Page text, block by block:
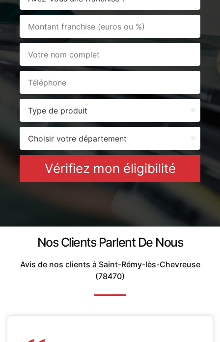
Vérifiez mon éligibilité
Nos Clients Parlent De Nous
Avis de nos clients à Saint-Rémy-lès-Chevreuse
(78470)